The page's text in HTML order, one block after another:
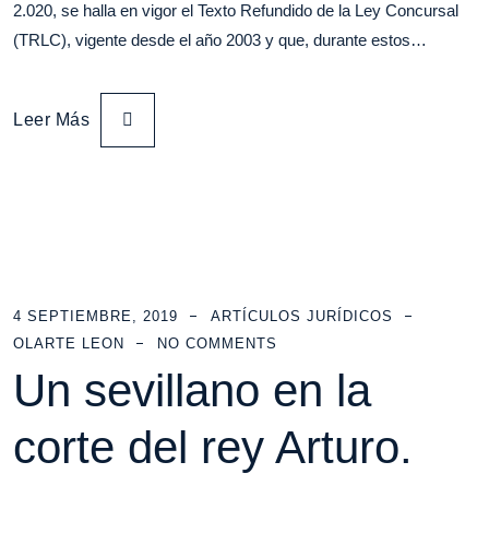
2.020, se halla en vigor el Texto Refundido de la Ley Concursal
(TRLC), vigente desde el año 2003 y que, durante estos…
Leer Más
4 SEPTIEMBRE, 2019
ARTÍCULOS JURÍDICOS
OLARTE LEON
NO COMMENTS
Un sevillano en la
corte del rey Arturo.